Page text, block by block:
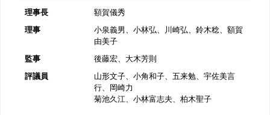
理事長
額賀儀秀
理事
小泉義男、小林弘、川崎弘、鈴木稔、額賀
由美子
監事
後藤宏、大木芳則
評議員
山形文子、小角和子、五来勉、宇佐美言
行、岡崎力
菊池久江、小林富志夫、柏木聖子